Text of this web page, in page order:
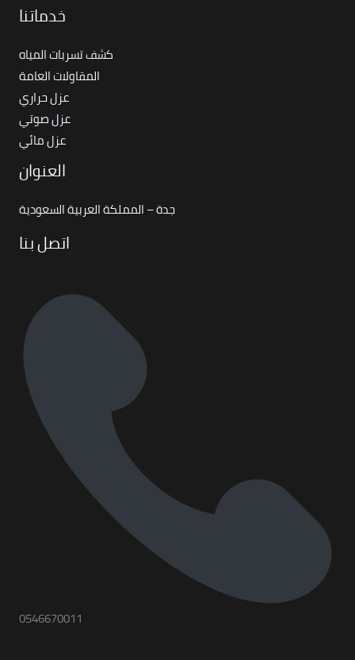
خدماتنا
كشف تسربات المياه
المقاولات العامة
عزل حراري
عزل صوتي
عزل مائي
العنوان
جدة – المملكة العربية السعودية
اتصل بنا
0546670011